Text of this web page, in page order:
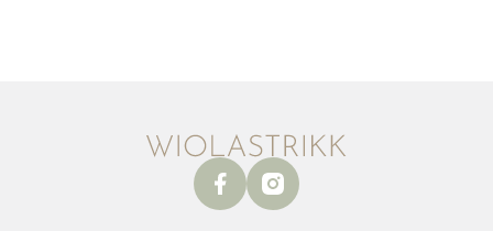
facebookinstagram